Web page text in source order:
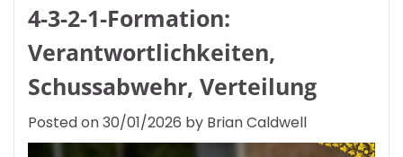
4-3-2-1-Formation:
Verantwortlichkeiten,
Schussabwehr, Verteilung
Posted on30/01/2026 by Brian Caldwell